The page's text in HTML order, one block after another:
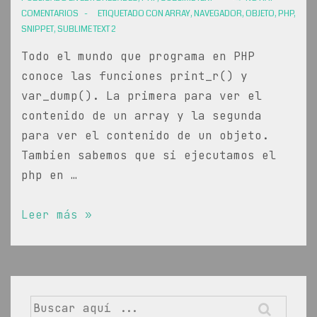
COMENTARIOS
ETIQUETADO CONARRAY,NAVEGADOR,OBJETO,PHP,
SNIPPET,SUBLIME TEXT 2
Todo el mundo que programa en PHP
conoce las funciones print_r() y
var_dump(). La primera para ver el
contenido de un array y la segunda
para ver el contenido de un objeto.
Tambien sabemos que si ejecutamos el
php en …
Ver
de
un
array
Leer más »
Buscar